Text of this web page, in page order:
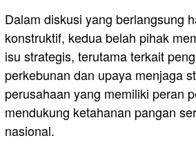
Dalam diskusi yang berlangsung
konstruktif, kedua belah pihak
isu strategis, terutama terkait
perkebunan dan upaya menjaga
perusahaan yang memiliki peran
mendukung ketahanan pangan
nasional.